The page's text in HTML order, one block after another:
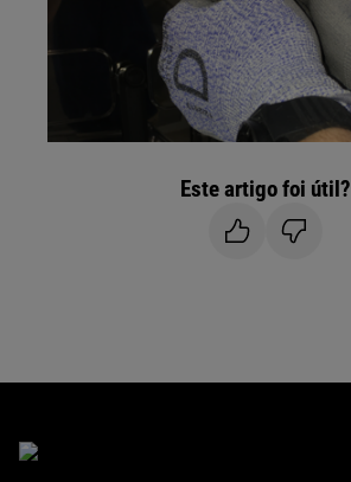
Este artigo foi útil?